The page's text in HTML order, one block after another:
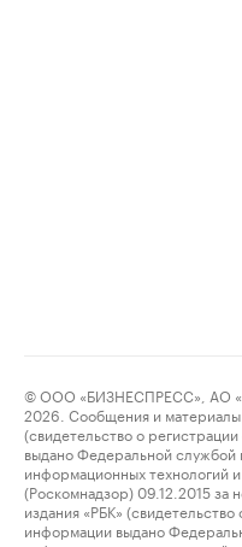
© ООО «БИЗНЕСПРЕСС», АО
2026. Сообщения и материалы
(свидетельство о
выдано Федеральной службой
информационных технологий
(Роскомнадзор) 09.12.2015
издания «РБК»
информации выдано